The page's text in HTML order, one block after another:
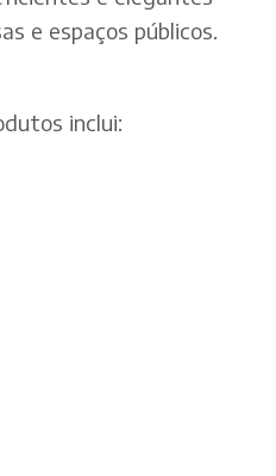
e espaços públicos.
inclui: